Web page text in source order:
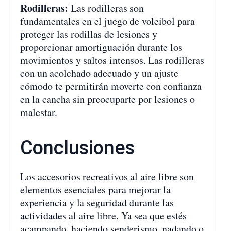
Rodilleras: Las rodilleras son
fundamentales en el juego de voleibol para
proteger las rodillas de lesiones y
proporcionar amortiguación durante los
movimientos y saltos intensos. Las rodilleras
con un acolchado adecuado y un ajuste
cómodo te permitirán moverte con confianza
en la cancha sin preocuparte por lesiones o
malestar.
Conclusiones
Los accesorios recreativos al aire libre son
elementos esenciales para mejorar la
experiencia y la seguridad durante las
actividades al aire libre. Ya sea que estés